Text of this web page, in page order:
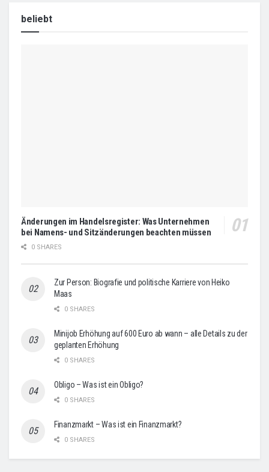
beliebt
Änderungen im Handelsregister: Was Unternehmen
bei Namens- und Sitzänderungen beachten müssen
0 SHARES
Zur Person: Biografie und politische Karriere von Heiko
Maas
0 SHARES
Minijob Erhöhung auf 600 Euro ab wann – alle Details zu der
geplanten Erhöhung
0 SHARES
Obligo – Was ist ein Obligo?
0 SHARES
Finanzmarkt – Was ist ein Finanzmarkt?
0 SHARES